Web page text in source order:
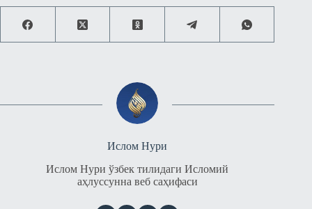
Ислом Нури
Ислом Нури ўзбек тилидаги Исломий
аҳлуссунна веб саҳифаси